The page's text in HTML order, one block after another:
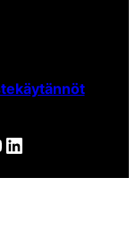
LinkedIn